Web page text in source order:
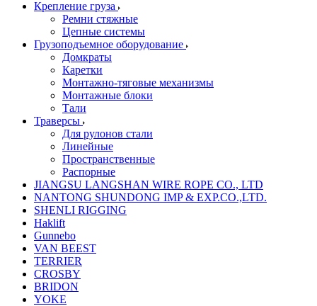
Крепление груза
Ремни стяжные
Цепные системы
Грузоподъемное оборудование
Домкраты
Каретки
Монтажно-тяговые механизмы
Монтажные блоки
Тали
Траверсы
Для рулонов стали
Линейные
Пространственные
Распорные
JIANGSU LANGSHAN WIRE ROPE CO., LTD
NANTONG SHUNDONG IMP & EXP.CO.,LTD.
SHENLI RIGGING
Haklift
Gunnebo
VAN BEEST
TERRIER
CROSBY
BRIDON
YOKE